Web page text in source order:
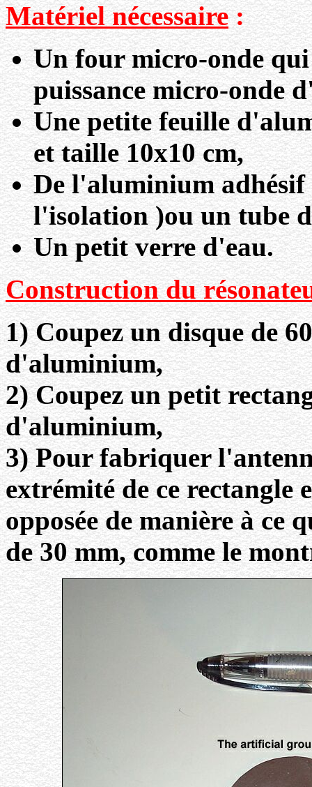
Matériel nécessaire:
Un four micro-onde
puissance micro-onde
Une petite feuille
et taille 10x10 cm,
De l'aluminium
l'isolation )ou un tube
Un petit verre d'eau.
Construction du
1) Coupez un disque de
d'aluminium,
2) Coupez un petit
d'aluminium,
3) Pour fabriquer
extrémité de ce
opposée de manière à ce
de 30 mm, comme le